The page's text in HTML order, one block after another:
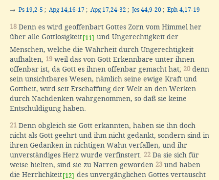
→ Ps 19,2-5 ; Apg 14,16-17 ; Apg 17,24-32 ; Jes 44,9-20 ; Eph 4,17-19
18 Denn es wird geoffenbart Gottes Zorn vom Himmel her
über alle Gottlosigkeit[11] und Ungerechtigkeit der
Menschen, welche die Wahrheit durch Ungerechtigkeit
aufhalten, 19 weil das von Gott Erkennbare unter ihnen
offenbar ist, da Gott es ihnen offenbar gemacht hat; 20 denn
sein unsichtbares Wesen, nämlich seine ewige Kraft und
Gottheit, wird seit Erschaffung der Welt an den Werken
durch Nachdenken wahrgenommen, so daß sie keine
Entschuldigung haben.
21 Denn obgleich sie Gott erkannten, haben sie ihn doch
nicht als Gott geehrt und ihm nicht gedankt, sondern sind in
ihren Gedanken in nichtigen Wahn verfallen, und ihr
unverständiges Herz wurde verfinstert. 22 Da sie sich für
weise hielten, sind sie zu Narren geworden 23 und haben
die Herrlichkeit[12] des unvergänglichen Gottes vertauscht